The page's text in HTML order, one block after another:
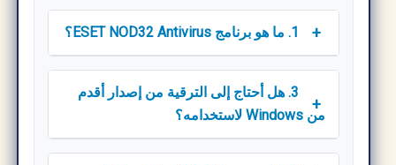
+
3. هل أحتاج إلى الترقية من إصدار أقدم
من Windows لاستخدامه؟
+